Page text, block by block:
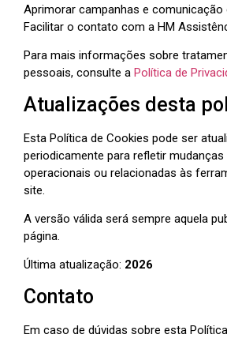
Aprimorar campanhas e comunicação
Facilitar o contato com a HM
Para mais informações sobre
pessoais, consulte a Política de
Atualizações desta
Esta Política de Cookies pode ser
periodicamente para refletir mudanças
operacionais ou relacionadas às
site.
A versão válida será sempre aquela
página.
Última atualização: 2026
Contato
Em caso de dúvidas sobre esta